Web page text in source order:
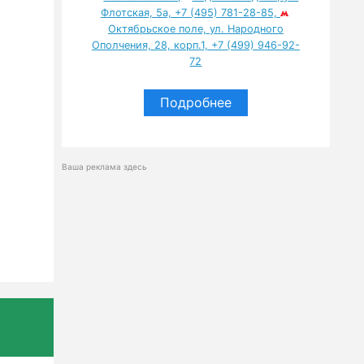
Флотская, 5а, +7 (495) 781-28-85,
Октябрьское поле, ул. Народного
Ополчения, 28, корп.1, +7 (499) 946-92-
72
Подробнее
Ваша реклама здесь